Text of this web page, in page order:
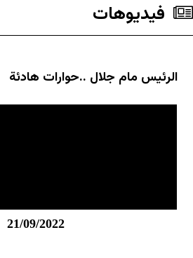
فیدیوهات
الرئيس مام جلال ..حوارات هادئة
21/09/2022